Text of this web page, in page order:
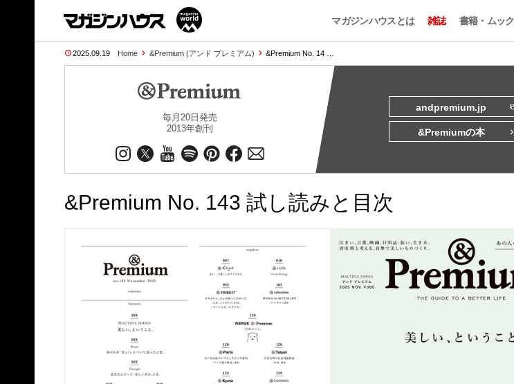
マガジンハウスとは 雑誌 書籍・ムック
2025.09.19 Home &Premium (アンド プレミアム) &Premium No. 14 …
毎月20日発売
2013年創刊
andpremium.jp
&Premiumの本
&Premium No. 143 試し読みと目次